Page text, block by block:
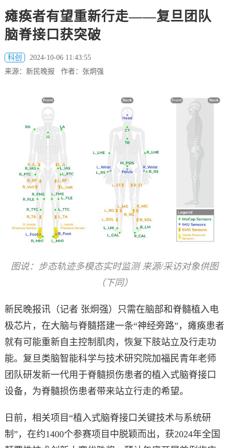
瘫痪者有望重新行走——复旦团队
脑脊接口获突破
科创
2024-10-06 11:43:55
来源：新民晚报 作者：张炯强
图说：步态轨迹多模态实时监测 来源/采访对象供图
（下同）
新民晚报讯（记者 张炯强）只需在脑部和脊髓植入电
极芯片，在大脑与脊髓搭建一条“神经旁路”，瘫痪患者
就有可能重新自主控制肌肉，恢复下肢站立及行走功
能。复旦类脑智能科学与技术研究院加福民青年老师
团队研发新一代用于脊髓损伤患者的植入式脑脊接口
设备，为脊髓损伤患者带来站立行走的希望。
日前，相关项目“植入式脑脊接口关键技术与系统研
制”，在约1400个参赛项目中脱颖而出，获2024年全国